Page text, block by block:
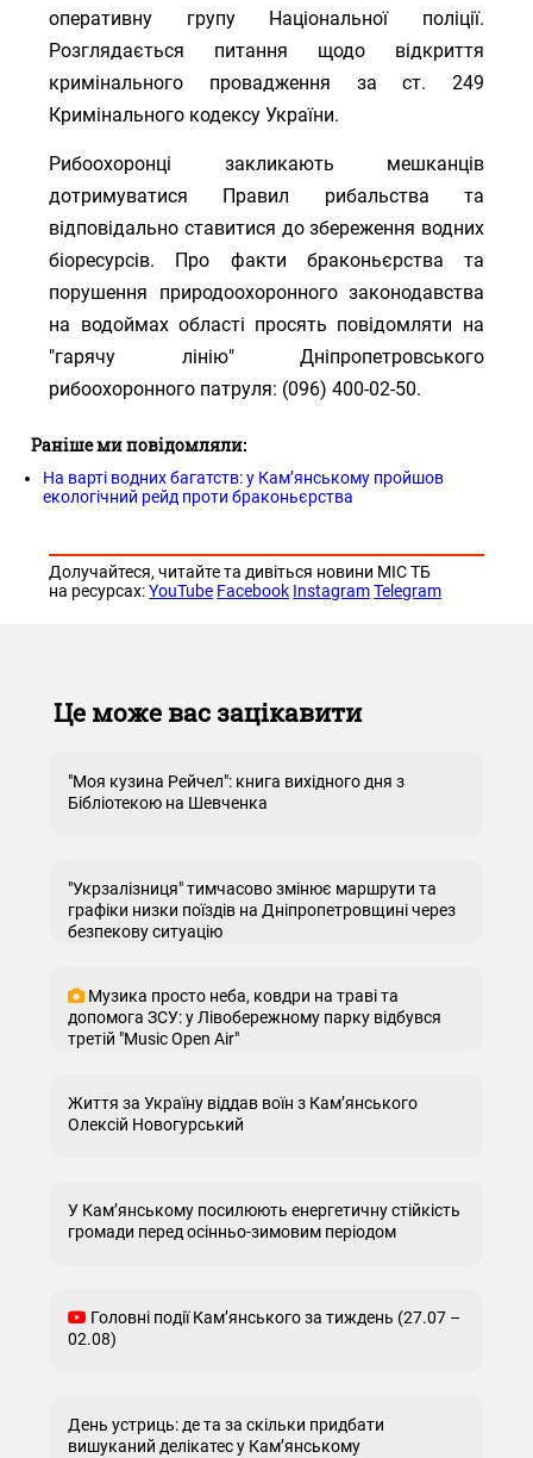
оперативну групу Національної поліції.
Розглядається питання щодо відкриття
кримінального провадження за ст. 249
Кримінального кодексу України.
Рибоохоронці закликають мешканців
дотримуватися Правил рибальства та
відповідально ставитися до збереження водних
біоресурсів. Про факти браконьєрства та
порушення природоохоронного законодавства
на водоймах області просять повідомляти на
"гарячу лінію" Дніпропетровського
рибоохоронного патруля: (096) 400-02-50.
Раніше ми повідомляли:
На варті водних багатств: у Кам’янському пройшов
екологічний рейд проти браконьєрства
Долучайтеся, читайте та дивіться новини МІС ТБ
на ресурсах:YouTube Facebook Instagram Telegram
Це може вас зацікавити
"Моя кузина Рейчел": книга вихідного дня з
Бібліотекою на Шевченка
"Укрзалізниця" тимчасово змінює маршрути та
графіки низки поїздів на Дніпропетровщині через
безпекову ситуацію
Музика просто неба, ковдри на траві та
допомога ЗСУ: у Лівобережному парку відбувся
третій "Music Open Air"
Життя за Україну віддав воїн з Кам’янського
Олексій Новогурський
У Кам’янському посилюють енергетичну стійкість
громади перед осінньо-зимовим періодом
Головні події Кам’янського за тиждень (27.07 –
02.08)
День устриць: де та за скільки придбати
вишуканий делікатес у Кам’янському